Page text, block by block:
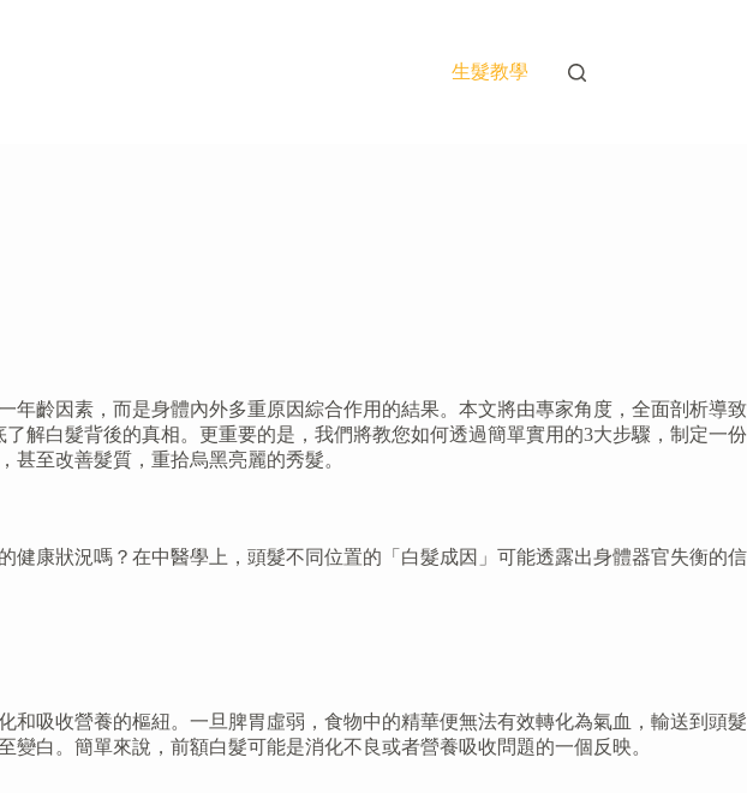
生髮教學
齡因素，而是身體內外多重原因綜合作用的結果。本文將由專家角度，全面剖析導致
解白髮背後的真相。更重要的是，我們將教您如何透過簡單實用的3大步驟，制定一份
至改善髮質，重拾烏黑亮麗的秀髮。
健康狀況嗎？在中醫學上，頭髮不同位置的「白髮成因」可能透露出身體器官失衡的信
吸收營養的樞紐。一旦脾胃虛弱，食物中的精華便無法有效轉化為氣血，輸送到頭髮
白。簡單來說，前額白髮可能是消化不良或者營養吸收問題的一個反映。